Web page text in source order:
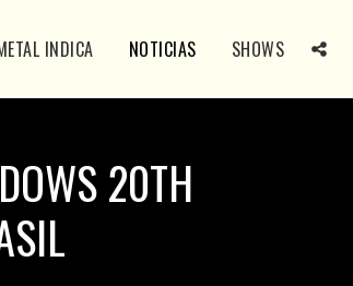
INDICA NOTICIAS SHOWS
20TH